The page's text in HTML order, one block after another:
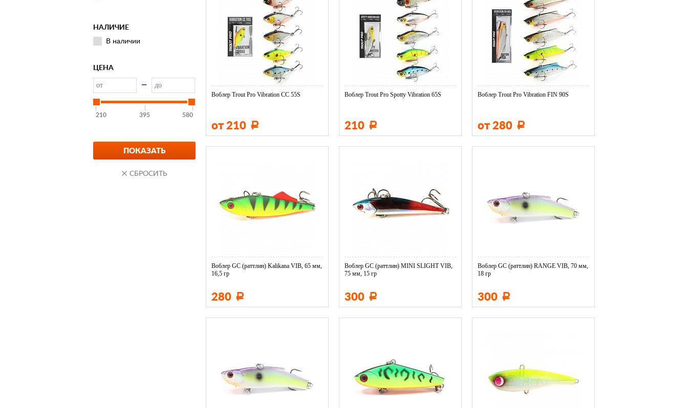
НАЛИЧИЕ
В наличии
ЦЕНА
—
210 395 580
Воблер Trout Pro Vibration CC 55S
от 210 Р
Воблер Trout Pro Spotty Vibration 65S
210 Р
Воблер Trout Pro Vibration FIN 90S
от 280 Р
Воблер GC (раттлин) Kalikana VIB, 65 мм,
16,5 гр
280 Р
Воблер GC (раттлин) MINI SLIGHT VIB,
75 мм, 15 гр
300 Р
Воблер GC (раттлин) RANGE VIB, 70 мм,
18 гр
300 Р